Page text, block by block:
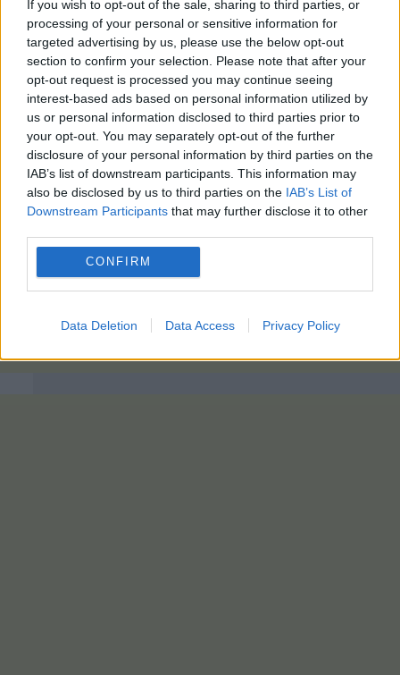
If you wish to opt-out of the sale, sharing to third parties, or
processing of your personal or sensitive information for
targeted advertising by us, please use the below opt-out
section to confirm your selection. Please note that after your
opt-out request is processed you may continue seeing
interest-based ads based on personal information utilized by
us or personal information disclosed to third parties prior to
your opt-out. You may separately opt-out of the further
disclosure of your personal information by third parties on the
IAB’s list of downstream participants. This information may
also be disclosed by us to third parties on the IAB’s List of
Downstream Participants that may further disclose it to other
CONFIRM
Data Deletion Data Access Privacy Policy